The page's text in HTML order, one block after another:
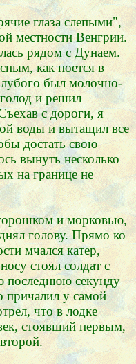
глаза слепыми",
местности Венгрии.
рядом с Дунаем.
как поется в
был молочно-
и решил
с дороги, я
воды и вытащил все
достать свою
вынуть несколько
на границе не
и морковью,
голову. Прямо ко
мчался катер,
стоял солдат с
последнюю секунду
причалил у самой
что в лодке
стоявший первым,